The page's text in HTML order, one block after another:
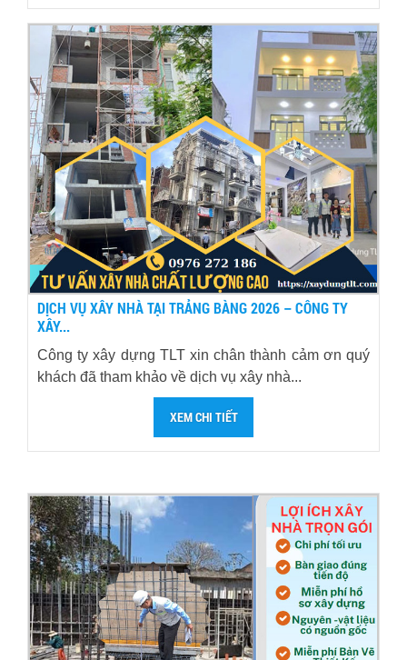
DỊCH VỤ XÂY NHÀ TẠI TRẢNG BÀNG 2026 – CÔNG TY
XÂY...
Công ty xây dựng TLT xin chân thành cảm ơn quý
khách đã tham khảo về dịch vụ xây nhà...
XEM CHI TIẾT